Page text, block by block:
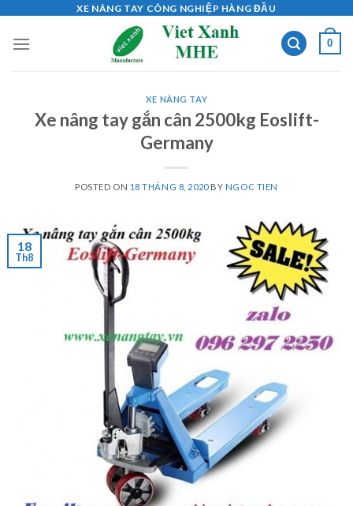
content
XE NÂNG TAY CÔNG NGHIỆP HÀNG ĐẦU
0
XE NÂNG TAY
Xe nâng tay gắn cân 2500kg Eoslift-
Germany
POSTED ON 18 THÁNG 8, 2020BY NGOC TIEN
18
Th8